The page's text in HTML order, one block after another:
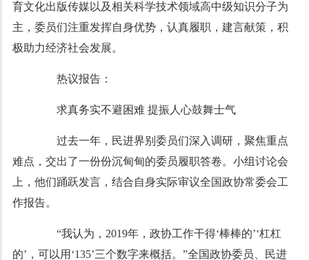
育文化出版传媒以及相关科学技术领域高中级知识分子为
主，委员们注重发挥自身优势，认真履职，建言献策，积
极助力经济社会发展。
热议报告：
求真务实不避困难 提振人心鼓舞士气
过去一年，民进界别委员们深入调研，聚焦重点
难点，交出了一份份沉甸甸的委员履职答卷。小组讨论会
上，他们踊跃发言，结合自身实际审议全国政协常委会工
作报告。
“我认为，2019年，政协工作干得‘棒棒的’‘杠杠
的’，可以用‘135’三个数字来概括。”全国政协委员、民进